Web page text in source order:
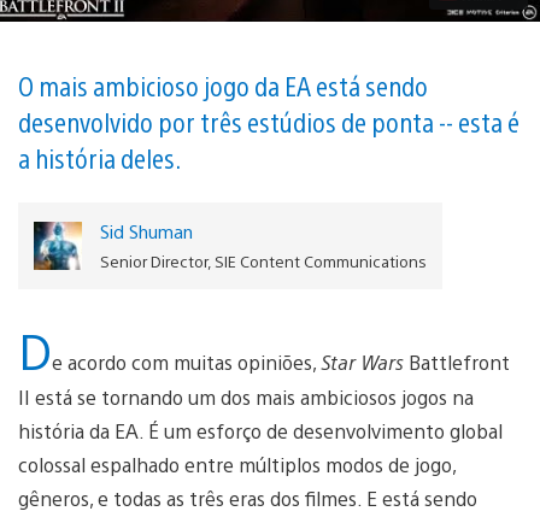
Uma
O mais ambicioso jogo da EA está sendo
desenvolvido por três estúdios de ponta -- esta é
a história deles.
Sid Shuman
Senior Director, SIE Content Communications
De acordo com muitas opiniões,Star Wars Battlefront
II está se tornando um dos mais ambiciosos jogos na
história da EA. É um esforço de desenvolvimento global
colossal espalhado entre múltiplos modos de jogo,
gêneros, e todas as três eras dos filmes. E está sendo